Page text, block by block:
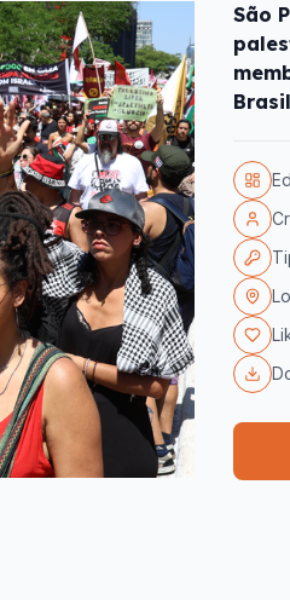
São
Brasil